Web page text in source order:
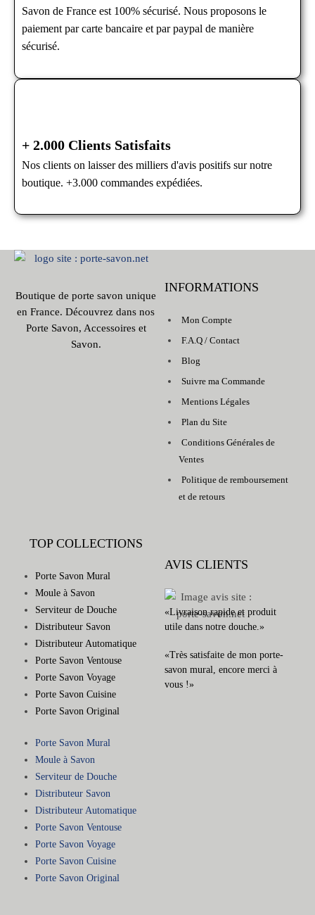
Savon de France est 100% sécurisé. Nous proposons le
paiement par carte bancaire et par paypal de manière
sécurisé.
+ 2.000 Clients Satisfaits
Nos clients on laisser des milliers d'avis positifs sur notre
boutique. +3.000 commandes expédiées.
Boutique de porte savon unique
en France. Découvrez dans nos
Porte Savon, Accessoires et
Savon.
INFORMATIONS
Mon Compte
F.A.Q / Contact
Blog
Suivre ma Commande
Mentions Légales
Plan du Site
Conditions Générales de
Ventes
Politique de remboursement
et de retours
TOP COLLECTIONS
Porte Savon Mural
Moule à Savon
Serviteur de Douche
Distributeur Savon
Distributeur Automatique
Porte Savon Ventouse
Porte Savon Voyage
Porte Savon Cuisine
Porte Savon Original
Porte Savon Mural
Moule à Savon
Serviteur de Douche
Distributeur Savon
Distributeur Automatique
Porte Savon Ventouse
Porte Savon Voyage
Porte Savon Cuisine
Porte Savon Original
AVIS CLIENTS
«Livraison rapide et produit
utile dans notre douche.»
«Très satisfaite de mon porte-
savon mural, encore merci à
vous !»